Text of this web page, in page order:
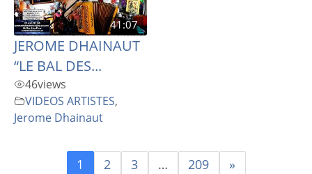
41:07
JEROME DHAINAUT
“LE BAL DES...
46views
VIDEOS ARTISTES,
Jerome Dhainaut
1 2 3 … 209 »